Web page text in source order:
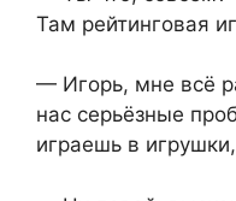
Там рейтинговая
— Игорь, мне всё
нас серьёзные
играешь в